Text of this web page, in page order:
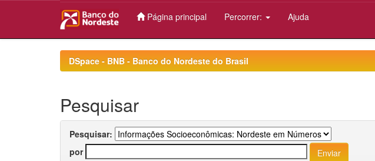
Página principal Percorrer: Ajuda
DSpace - BNB - Banco do Nordeste do Brasil
Pesquisar
Pesquisar:
por